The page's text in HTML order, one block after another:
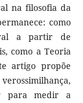
na filosofia da
como
a partir de
como a Teoria
artigo propõe
para medir a